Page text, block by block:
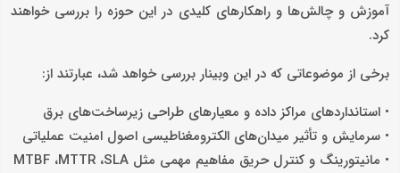
آموزش و چالش‌ها و راهکارهای کلیدی در این حوزه را بررسی خواهند
کرد.
برخی از موضوعاتی که در این وبینار بررسی خواهد شد، عبارتند از:
• استانداردهای مراکز داده و معیارهای طراحی زیرساخت‌های برق
• سرمایش و تأثیر میدان‌های الکترومغناطیسی اصول امنیت عملیاتی
• مانیتورینگ و کنترل حریق مفاهیم مهمی مثل MTBF ،MTTR ،SLA